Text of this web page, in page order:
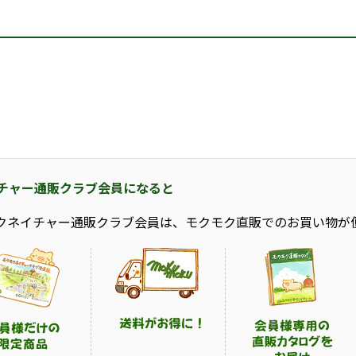
ャー通販クラブ会員になると
ネイチャー通販クラブ会員は、モクモク直販でのお買い物が